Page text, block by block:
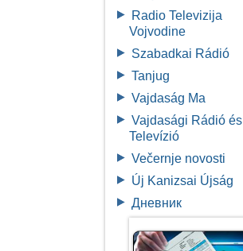
Radio Televizija
Vojvodine
Szabadkai Rádió
Tanjug
Vajdaság Ma
Vajdasági Rádió és
Televízió
Večernje novosti
Új Kanizsai Újság
Дневник